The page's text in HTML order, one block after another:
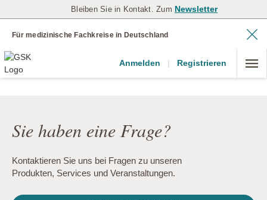
Bleiben Sie in Kontakt. Zum Newsletter
Für medizinische Fachkreise in Deutschland
Anmelden | Registrieren
Sie haben eine Frage?
Kontaktieren Sie uns bei Fragen zu unseren
Produkten, Services und Veranstaltungen.